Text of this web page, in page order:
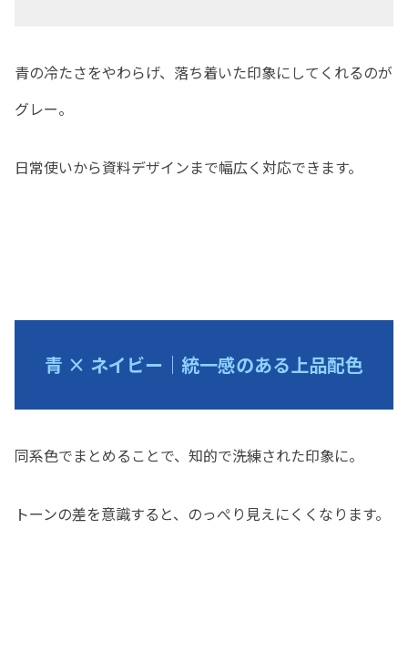
青の冷たさをやわらげ、落ち着いた印象にしてくれるのが
グレー。
日常使いから資料デザインまで幅広く対応できます。
青 × ネイビー｜統一感のある上品配色
同系色でまとめることで、知的で洗練された印象に。
トーンの差を意識すると、のっぺり見えにくくなります。